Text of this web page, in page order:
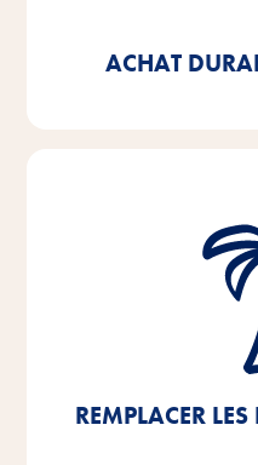
ACHAT
REMPLACER
Remplacer
Nous travaillons
l'huile de palme ou de
d'huile de palme
actuellement provient